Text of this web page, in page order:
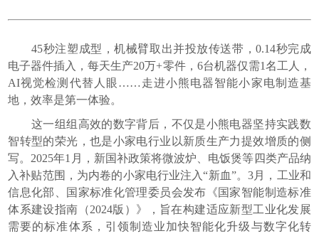
45秒注塑成型，机械臂取出并投放传送带，0.14秒完成
电子器件插入，每天生产20万+零件，6台机器仅需1名工人，
AI视觉检测代替人眼……走进小熊电器智能小家电制造基
地，效率是第一体验。
这一组组高效的数字背后，不仅是小熊电器坚持实践数
智转型的荣光，也是小家电行业以新质生产力提效增质的侧
写。2025年1月，新国补政策将微波炉、电饭煲等四类产品纳
入补贴范围，为内卷的小家电行业注入“新血”。3月，工业和
信息化部、国家标准化管理委员会发布《国家智能制造标准
体系建设指南（2024版）》，旨在构建适应新型工业化发展
需要的标准体系，引领制造业加快智能化升级与数字化转